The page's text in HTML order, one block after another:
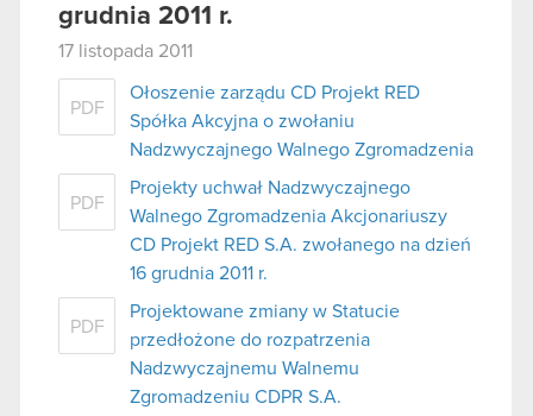
grudnia 2011 r.
17 listopada 2011
PDF
Ołoszenie zarządu CD Projekt RED
Spółka Akcyjna o zwołaniu
Nadzwyczajnego Walnego Zgromadzenia
PDF
Projekty uchwał Nadzwyczajnego
Walnego Zgromadzenia Akcjonariuszy
CD Projekt RED S.A. zwołanego na dzień
16 grudnia 2011 r.
PDF
Projektowane zmiany w Statucie
przedłożone do rozpatrzenia
Nadzwyczajnemu Walnemu
Zgromadzeniu CDPR S.A.